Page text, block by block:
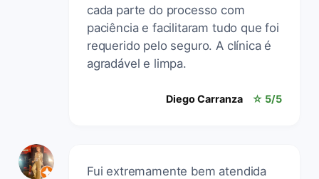
cada parte do processo com
paciência e facilitaram tudo que foi
requerido pelo seguro. A clínica é
agradável e limpa.
Diego Carranza ☆ 5/5
Fui extremamente bem atendida